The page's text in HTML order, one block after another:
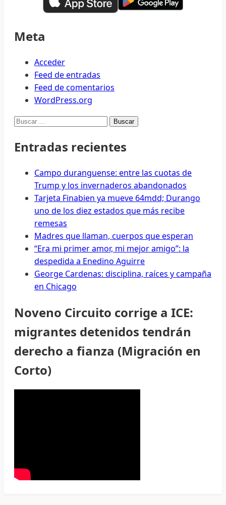
Meta
Acceder
Feed de entradas
Feed de comentarios
WordPress.org
Buscar:
Entradas recientes
Campo duranguense: entre las cuotas de
Trump y los invernaderos abandonados
Tarjeta Finabien ya mueve 64mdd; Durango
uno de los diez estados que más recibe
remesas
Madres que llaman, cuerpos que esperan
“Era mi primer amor, mi mejor amigo”: la
despedida a Enedino Aguirre
George Cardenas: disciplina, raíces y campaña
en Chicago
Noveno Circuito corrige a ICE:
migrantes detenidos tendrán
derecho a fianza (Migración en
Corto)